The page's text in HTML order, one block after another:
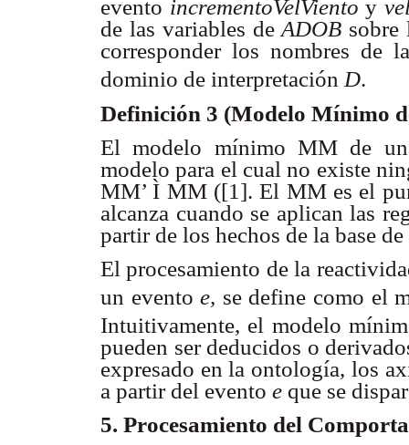
evento incrementoVelViento y
de las variables deADOB sobre
corresponder los nombres de
dominio de interpretación D.
Definición 3 (Modelo Mínimo
El modelo mínimo MM de
modelo para el cual no existe
MM’ Ì MM ([1]. El MM es el
alcanza cuando se aplican las
partir de los hechos de la base
El procesamiento de la
un eventoe, se define como el
Intuitivamente, el modelo
pueden ser deducidos o
expresado en la ontología, los
a partir del evento e que se
5. Procesamiento del